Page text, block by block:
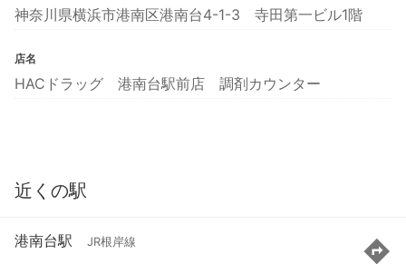
神奈川県横浜市港南区港南台4-1-3 寺田第一ビル1階
店名
HACドラッグ 港南台駅前店 調剤カウンター
近くの駅
港南台駅 JR根岸線